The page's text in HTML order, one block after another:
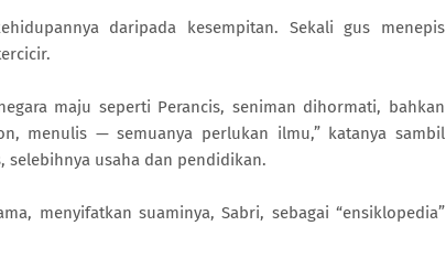
daripada kesempitan. Sekali gus menepis
maju seperti Perancis, seniman dihormati, bahkan
menulis — semuanya perlukan ilmu,” katanya sambil
selebihnya usaha dan pendidikan.
menyifatkan suaminya, Sabri, sebagai “ensiklopedia”